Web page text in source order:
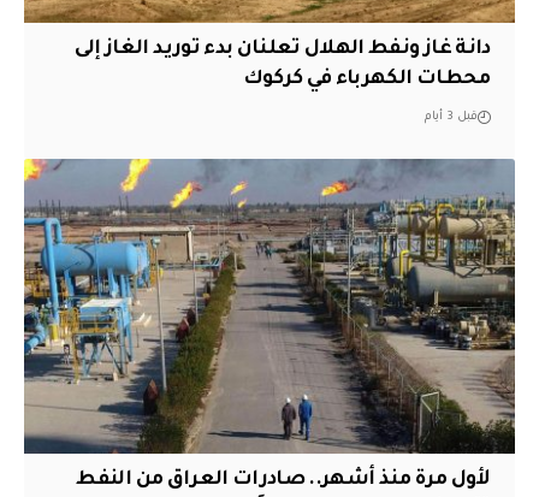
دانة غاز ونفط الهلال تعلنان بدء توريد الغاز إلى
محطات الكهرباء في كركوك
قبل 3 أيام
لأول مرة منذ أشهر.. صادرات العراق من النفط